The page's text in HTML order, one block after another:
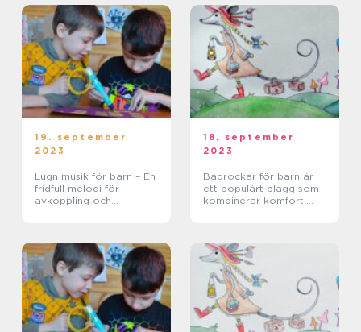
19. september
2023
Lugn musik för barn – En
fridfull melodi för
avkoppling och
18. september
2023
Badrockar för barn är
ett populärt plagg som
kombinerar komfort,